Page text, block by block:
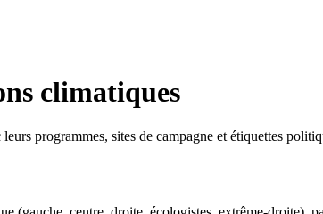
climatiques
programmes, sites de campagne et étiquettes